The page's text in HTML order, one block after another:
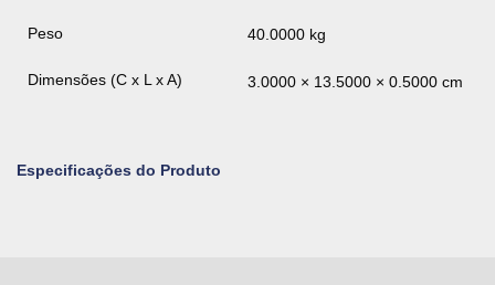
Peso 40.0000 kg
Dimensões (C x L x A) 3.0000 × 13.5000 × 0.5000 cm
Especificações do Produto